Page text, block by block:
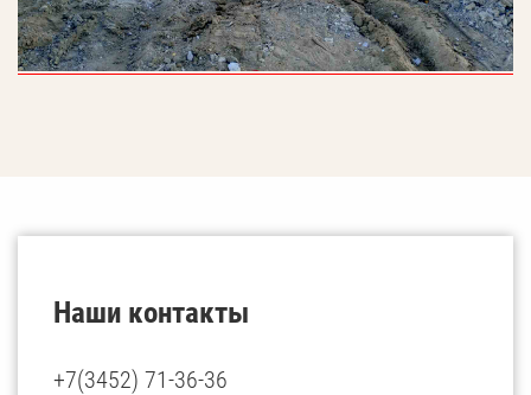
Наши контакты
+7(3452) 71-36-36